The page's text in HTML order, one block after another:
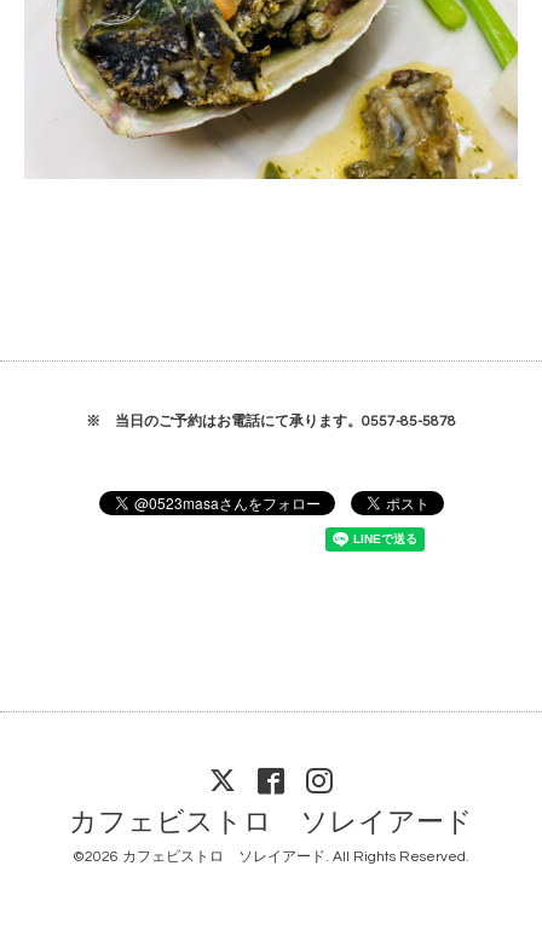
※ 当日のご予約はお電話にて承ります。0557-85-5878
カフェビストロ ソレイアード
©2026 カフェビストロ ソレイアード. All Rights Reserved.